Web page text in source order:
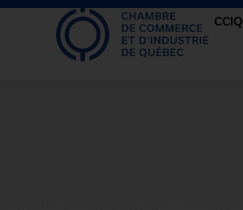
CCIQ